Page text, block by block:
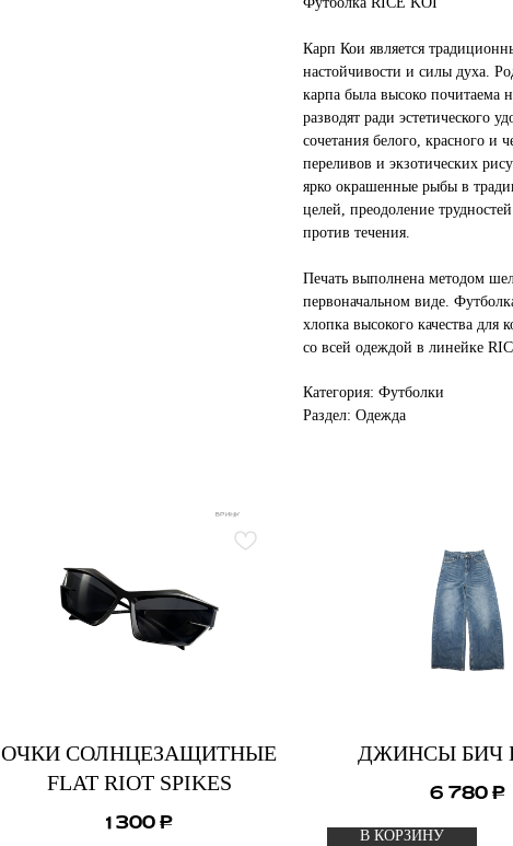
Карп Кои является
настойчивости и силы духа.
карпа была высоко почитаема
разводят ради эстетического
сочетания белого, красного
переливов и экзотических
ярко окрашенные рыбы в
целей, преодоление
против течения.
Печать выполнена методом
первоначальном виде.
хлопка высокого качества
со всей одеждой в линейке
Категория: Футболки
Раздел: Одежда
ОЧКИ СОЛНЦЕЗАЩИТНЫЕ
FLAT RIOT SPIKES
1 300 ₽
ДЖИНСЫ БИЧ
6 780 ₽
В КОРЗИНУ